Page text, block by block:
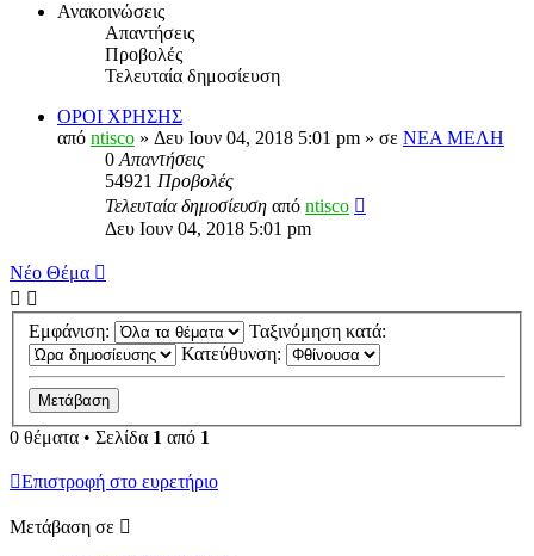
Ανακοινώσεις
Απαντήσεις
Προβολές
Τελευταία δημοσίευση
ΟΡΟΙ ΧΡΗΣΗΣ
από ntisco » Δευ Ιουν 04, 2018 5:01 pm » σε ΝΕΑ ΜΕΛΗ
0 Απαντήσεις
54921 Προβολές
Τελευταία δημοσίευση από ntisco
Δευ Ιουν 04, 2018 5:01 pm
Νέο Θέμα
Εμφάνιση:
Ταξινόμηση κατά:
Κατεύθυνση:
0 θέματα • Σελίδα 1 από 1
Επιστροφή στο ευρετήριο
Μετάβαση σε